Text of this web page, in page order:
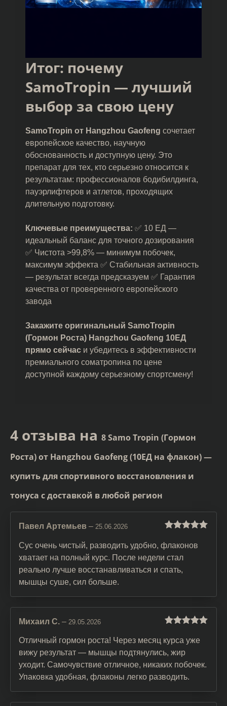
Итог: почему
SamoTropin — лучший
выбор за свою цену
SamoTropin от Hangzhou Gaofeng сочетает
европейское качество, научную
обоснованность и доступную цену. Это
препарат для тех, кто серьезно относится к
результатам: профессионалов бодибилдинга,
пауэрлифтеров и атлетов, проходящих
длительную подготовку.
Ключевые преимущества: ✅ 10 ЕД —
идеальный баланс для точного дозирования
✅ Чистота >99,8% — минимум побочек,
максимум эффекта ✅ Стабильная активность
— результат всегда предсказуем ✅ Гарантия
качества от проверенного европейского
завода
Закажите оригинальный SamoTropin
(Гормон Роста) Hangzhou Gaofeng 10ЕД
прямо сейчас и убедитесь в эффективности
премиального соматропина по цене
доступной каждому серьезному спортсмену!
4 отзыва на 8 Samo Tropin (Гормон
Роста) от Hangzhou Gaofeng (10ЕД на флакон) —
купить для спортивного восстановления и
тонуса с доставкой в любой регион
5
Павел Артемьев – 25.06.2026
Сус очень чистый, разводить удобно, флаконов
хватает на полный курс. После недели стал
реально лучше восстанавливаться и спать,
мышцы суше, сил больше.
5
Михаил С. – 29.05.2026
Отличный гормон роста! Через месяц курса уже
вижу результат — мышцы подтянулись, жир
уходит. Самочувствие отличное, никаких побочек.
Упаковка удобная, флаконы легко разводить.